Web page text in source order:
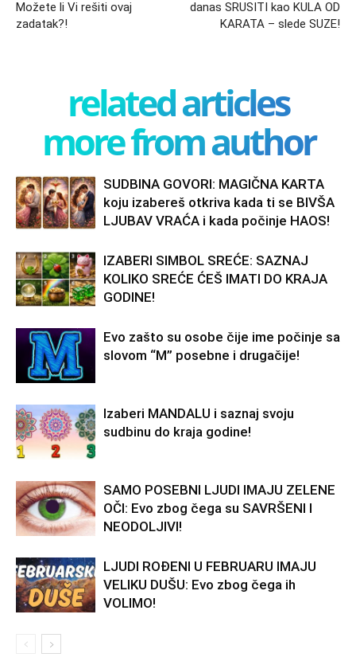
Možete li Vi rešiti ovaj
zadatak?!
danas SRUSITI kao KULA OD
KARATA – slede SUZE!
related articles
more from author
SUDBINA GOVORI: MAGIČNA KARTA
koju izabereš otkriva kada ti se BIVŠA
LJUBAV VRAĆA i kada počinje HAOS!
IZABERI SIMBOL SREĆE: SAZNAJ
KOLIKO SREĆE ĆEŠ IMATI DO KRAJA
GODINE!
Evo zašto su osobe čije ime počinje sa
slovom “M” posebne i drugačije!
Izaberi MANDALU i saznaj svoju
sudbinu do kraja godine!
SAMO POSEBNI LJUDI IMAJU ZELENE
OČI: Evo zbog čega su SAVRŠENI I
NEODOLJIVI!
LJUDI ROĐENI U FEBRUARU IMAJU
VELIKU DUŠU: Evo zbog čega ih
VOLIMO!